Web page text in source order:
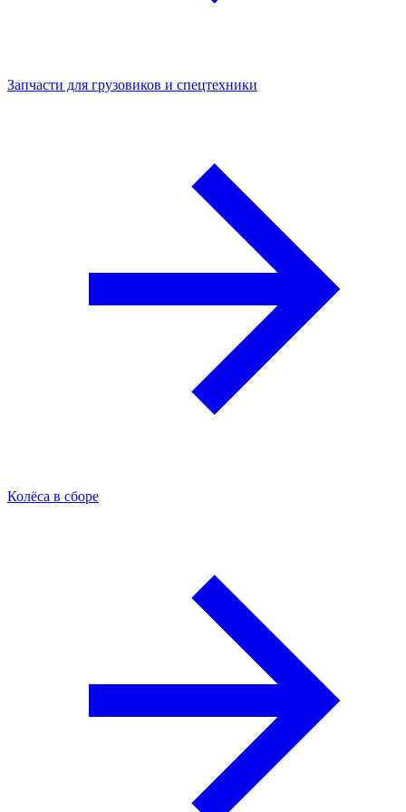
Запчасти для грузовиков и спецтехники
Колёса в сборе